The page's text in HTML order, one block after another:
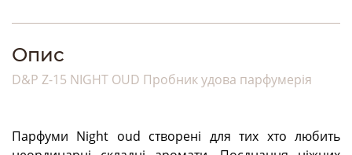
Опис
D&P Z-15 NIGHT OUD Пробник удова парфумерія
Парфуми Night oud створені для тих хто любить